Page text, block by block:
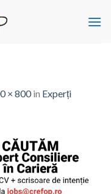
× 800in Experți